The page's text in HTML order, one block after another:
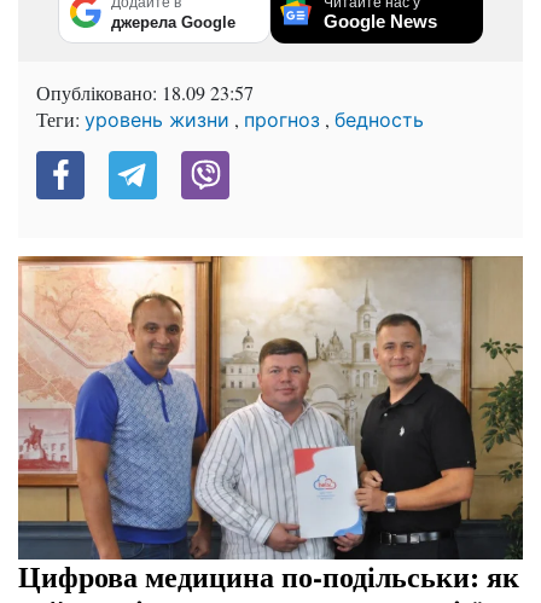
джерела Google Google News
Опубліковано: 18.09 23:57
Теги: уровень жизни , прогноз , бедность
Цифрова медицина по-подільськи: як